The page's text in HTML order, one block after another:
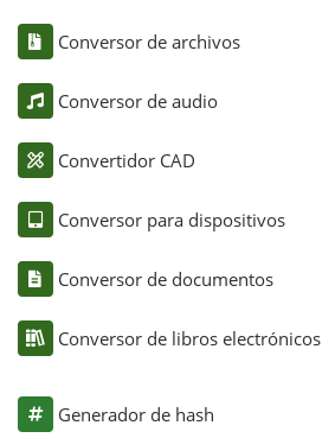
Conversor de archivos
Conversor de audio
Convertidor CAD
Conversor para dispositivos
Conversor de documentos
Conversor de libros electrónicos
Generador de hash